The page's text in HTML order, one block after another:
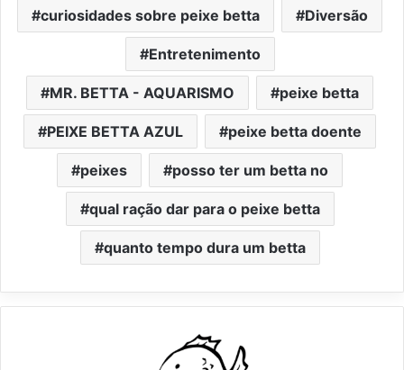
curiosidades sobre peixe betta Diversão
Entretenimento
MR. BETTA - AQUARISMO peixe betta
PEIXE BETTA AZUL peixe betta doente
peixes posso ter um betta no
qual ração dar para o peixe betta
quanto tempo dura um betta